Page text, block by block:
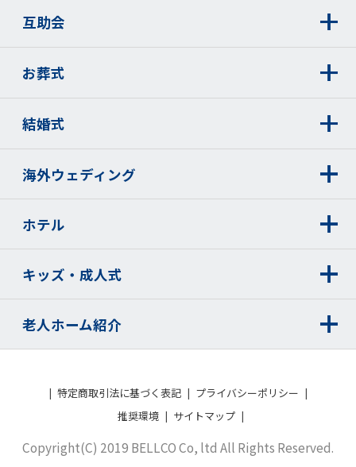
互助会
お葬式
結婚式
海外ウェディング
ホテル
キッズ・成人式
老人ホーム紹介
特定商取引法に基づく表記
プライバシーポリシー
推奨環境
サイトマップ
Copyright(C) 2019 BELLCO Co, ltd All Rights Reserved.